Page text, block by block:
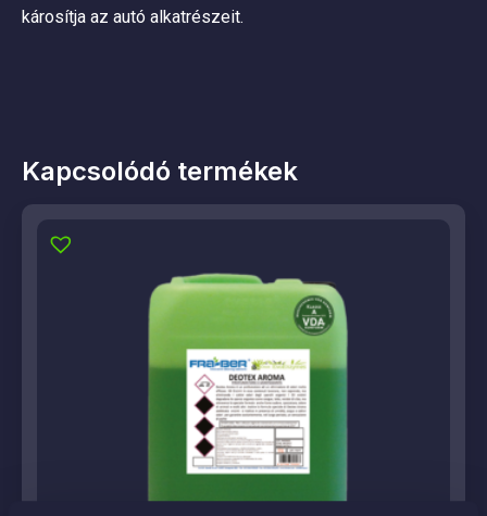
károsítja az autó alkatrészeit.
Kapcsolódó termékek